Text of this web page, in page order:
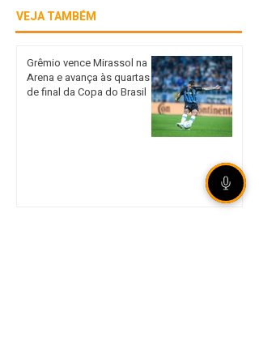
VEJA TAMBÉM
Grêmio vence Mirassol na
Arena e avança às quartas
de final da Copa do Brasil